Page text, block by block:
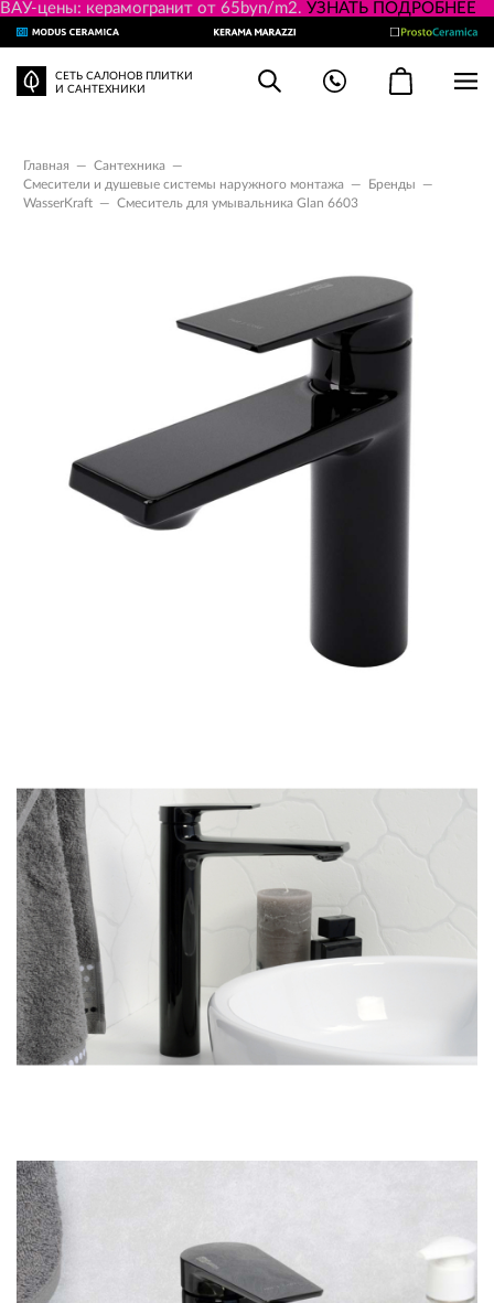
ВАУ-цены: керамогранит от 65byn/m2. УЗНАТЬ ПОДРОБНЕЕ
СЕТЬ САЛОНОВ ПЛИТКИ
И САНТЕХНИКИ
Главная — Сантехника
—
Смесители и душевые системы наружного монтажа
— Бренды
—
WasserKraft — Смеситель для умывальника Glan 6603